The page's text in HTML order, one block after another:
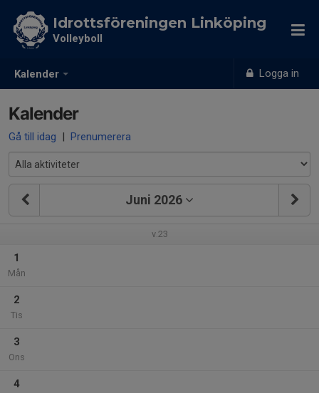
Kalender Logga in
Idrottsföreningen Linköping
Volleyboll
Kalender
Gå till idag | Prenumerera
Juni 2026
v.23
1
Mån
2
Tis
3
Ons
4